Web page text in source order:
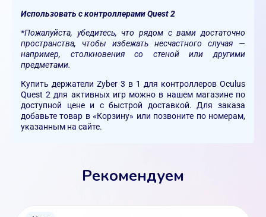
Использовать с контроллерами Quest 2
*Пожалуйста, убедитесь, что рядом с вами достаточно
пространства, чтобы избежать несчастного случая —
например, столкновения со стеной или другими
предметами.
Купить держатели Zyber 3 в 1 для контроллеров Oculus
Quest 2 для активных игр можно в нашем магазине по
доступной цене и с быстрой доставкой. Для заказа
добавьте товар в «Корзину» или позвоните по номерам,
указанным на сайте.
Рекомендуем